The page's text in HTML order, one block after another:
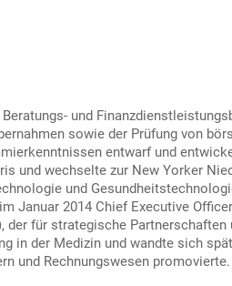
und
sowie der Prüfung von
entwarf und
und wechselte zur New Yorker
und
Januar 2014 Chief Executive
der für strategische
in der Medizin und wandte sich
und Rechnungswesen promovierte.